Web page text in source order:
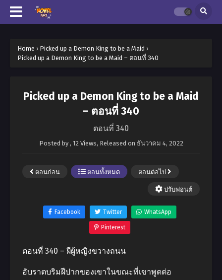
Home › Picked up a Demon King to be a Maid ›
Picked up a Demon King to be a Maid – ตอนที่ 340
Picked up a Demon King to be a Maid
– ตอนที่ 340
ตอนที่ 340
Posted by , 12 Views, Released on ธันวาคม 4, 2022
ตอนก่อน ตอนทั้งหมด ตอนต่อไป
ปรับฟอนต์
Facebook Twitter WhatsApp
Pinterest
ตอนที่ 340 – ผีผู้หญิงขวางถนน
อับราตบริมฝีปากของเขาในขณะที่เขาพูดต่อ